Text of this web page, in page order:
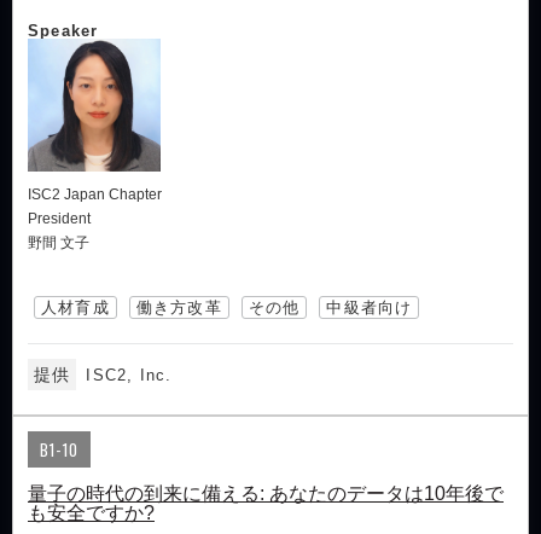
Speaker
ISC2 Japan Chapter
President
野間 文子
人材育成 働き方改革 その他 中級者向け
提供 ISC2, Inc.
B1-10
量子の時代の到来に備える: あなたのデータは10年後で
も安全ですか?